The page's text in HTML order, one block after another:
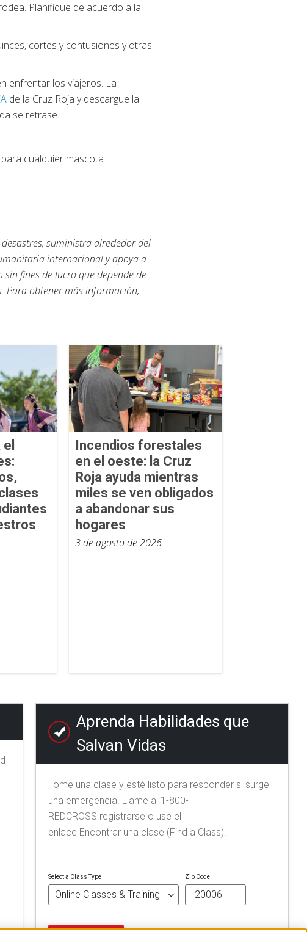
Planifique de acuerdo a la
cortes y contusiones y otras
enfrentar los viajeros. La
de la Cruz Roja y descargue la
se retrase.
cualquier mascota.
suministra alrededor del
internacional y apoya a
fines de lucro que depende de
Para obtener más información,
Incendios forestales
en el oeste: la Cruz
Roja ayuda mientras
miles se ven obligados
a abandonar sus
hogares
3 de agosto de 2026
Aprenda Habilidades que
Salvan Vidas
Tome una clase y esté listo para responder si surge
una emergencia. Llame al 1-800-
REDCROSS registrarse o use el
enlace Encontrar una clase (Find a Class).
Select a Class Type Zip Code